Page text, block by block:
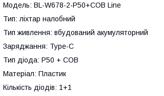
Модель: BL-W678-2-P50+COB Line
Тип: ліхтар налобний
Тип живлення: вбудований акумуляторний
Заряджання: Type-C
Тип діода: P50 + СОВ
Матеріал: Пластик
Кількість діодів: 1+1